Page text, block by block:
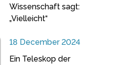
Wissenschaft sagt:
„Vielleicht“
18 December 2024
Ein Teleskop der